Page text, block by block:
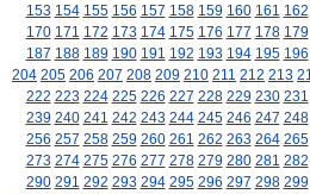
153 154 155 156 157 158 159 160 161 162
170 171 172 173 174 175 176 177 178 179
187 188 189 190 191 192 193 194 195 196
204 205 206 207 208 209 210 211 212 213
222 223 224 225 226 227 228 229 230 231
239 240 241 242 243 244 245 246 247 248
256 257 258 259 260 261 262 263 264 265
273 274 275 276 277 278 279 280 281 282
290 291 292 293 294 295 296 297 298 299